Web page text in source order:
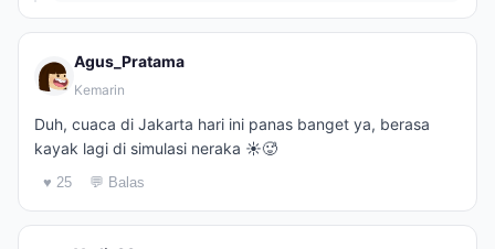
Agus_Pratama
Kemarin
Duh, cuaca di Jakarta hari ini panas banget ya, berasa
kayak lagi di simulasi neraka ☀️🥵
♥ 25 💬 Balas